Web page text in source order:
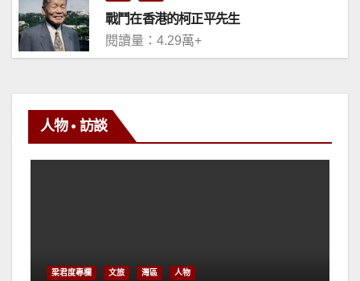
戰鬥在香港的柯正平先生
閱讀量：4.29萬+
人物 • 訪談
梁君度專欄 文旅 灣區 人物